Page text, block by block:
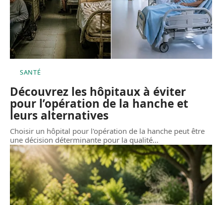
SANTÉ
Découvrez les hôpitaux à éviter
pour l’opération de la hanche et
leurs alternatives
Choisir un hôpital pour l'opération de la hanche peut être
une décision déterminante pour la qualité…